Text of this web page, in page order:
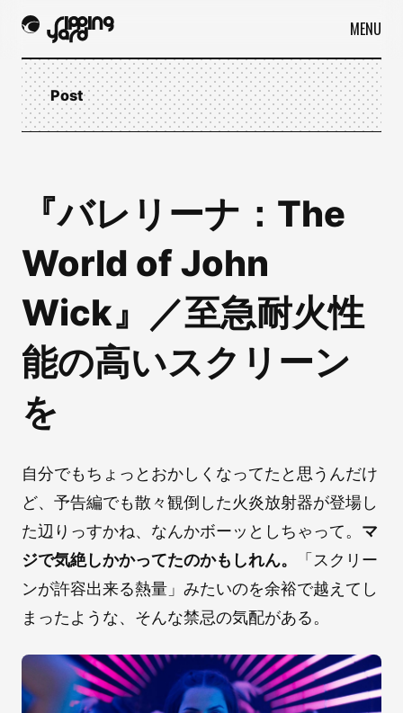
MENU
Post
『バレリーナ：The
World of John
Wick』／至急耐火性
能の高いスクリーン
を
自分でもちょっとおかしくなってたと思うんだけ
ど、予告編でも散々観倒した火炎放射器が登場し
た辺りっすかね、なんかボーッとしちゃって。 マ
ジで気絶しかかってたのかもしれん。
「スクリー
ンが許容出来る熱量」みたいのを余裕で越えてし
まったような、そんな禁忌の気配がある。